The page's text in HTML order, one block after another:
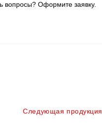
вопросы? Оформите заявку.
Следующая продукция